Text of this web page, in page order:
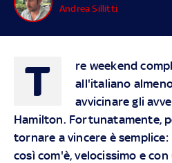
Andrea Sillitti
T
re weekend
all'italiano
avvicinare gli
Hamilton. Fortunatamente,
tornare a vincere è semplice:
così com'è, velocissimo e